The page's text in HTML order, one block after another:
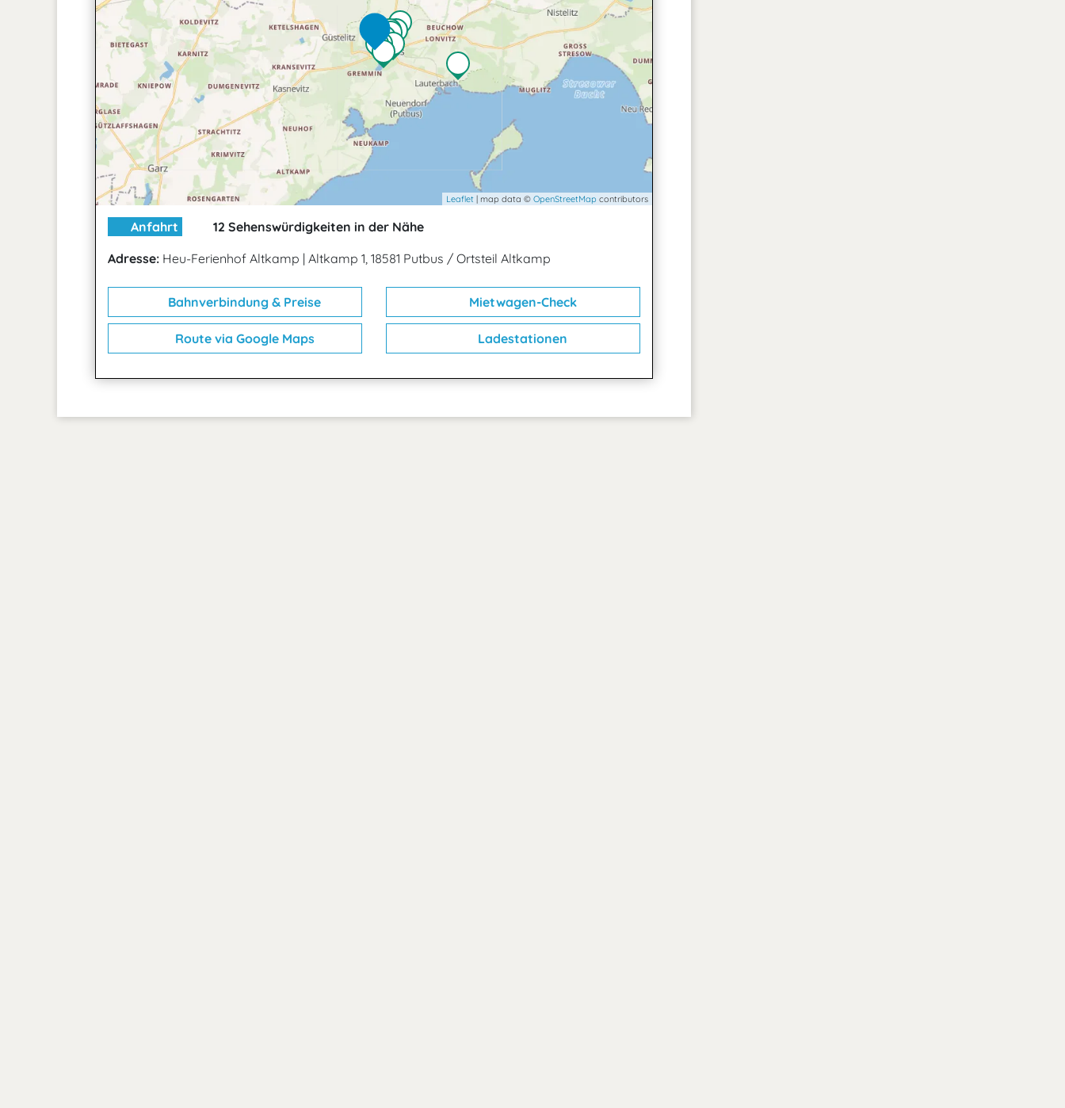
Leaflet | map data © OpenStreetMap contributors
Anfahrt
12 Sehenswürdigkeiten in der Nähe
Adresse: Heu-Ferienhof Altkamp | Altkamp 1, 18581 Putbus / Ortsteil Altkamp
Bahnverbindung & Preise Mietwagen-Check
Route via Google Maps Ladestationen